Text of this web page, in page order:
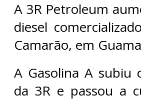
A 3R Petroleum
diesel
Camarão, em
A Gasolina A subiu
da 3R e passou a